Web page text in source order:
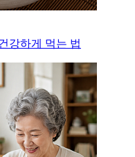
강하게 먹는 법